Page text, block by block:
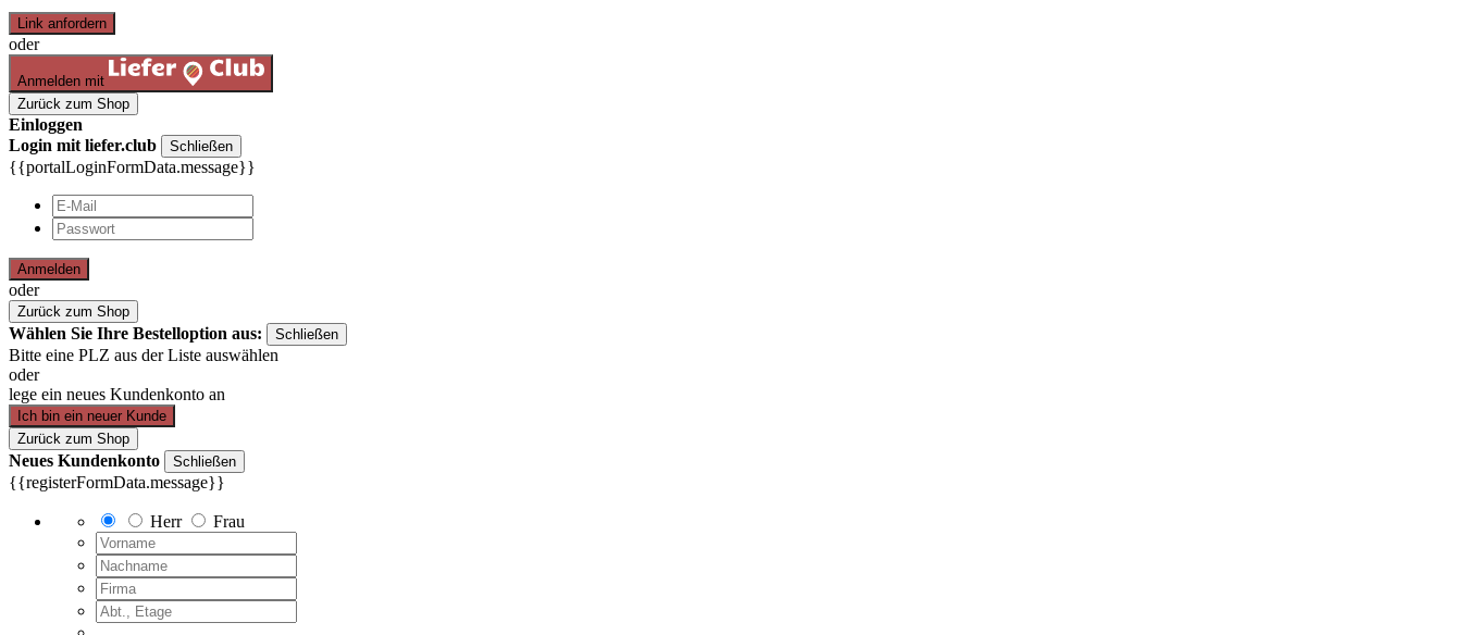
Link anfordern
oder
Anmelden mit
Zurück zum Shop
Einloggen
Login mit liefer.club
Schließen
{{portalLoginFormData.message}}
Anmelden
oder
Zurück zum Shop
Wählen Sie Ihre Bestelloption aus: Schließen
Bitte eine PLZ aus der Liste auswählen
oder
lege ein neues Kundenkonto an
Ich bin ein neuer Kunde
Zurück zum Shop
Neues Kundenkonto Schließen
{{registerFormData.message}}
Herr Frau